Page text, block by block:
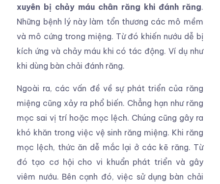
xuyên bị chảy máu chân răng khi đánh răng.
Những bệnh lý này làm tổn thương các mô mềm
và mô cứng trong miệng. Từ đó khiến nướu dễ bị
kích ứng và chảy máu khi có tác động. Ví dụ như
khi dùng bàn chải đánh răng.
Ngoài ra, các vấn đề về sự phát triển của răng
miệng cũng xảy ra phổ biến. Chẳng hạn như răng
mọc sai vị trí hoặc mọc lệch. Chúng cũng gây ra
khó khăn trong việc vệ sinh răng miệng. Khi răng
mọc lệch, thức ăn dễ mắc lại ở các kẽ răng. Từ
đó tạo cơ hội cho vi khuẩn phát triển và gây
viêm nướu. Bên cạnh đó, việc sử dụng bàn chải